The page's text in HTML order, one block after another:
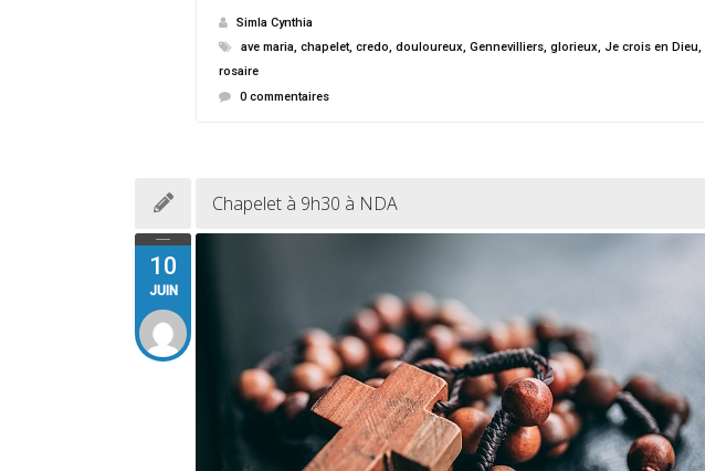
Simla Cynthia
ave maria, chapelet, credo, douloureux, Gennevilliers, glorieux, Je crois en Dieu,
rosaire
0 commentaires
10
JUIN
Chapelet à 9h30 à NDA